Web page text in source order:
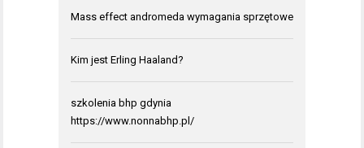
Mass effect andromeda wymagania sprzętowe
Kim jest Erling Haaland?
szkolenia bhp gdynia
https://www.nonnabhp.pl/